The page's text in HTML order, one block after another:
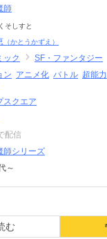
師
そしすと
（かとうかずえ）
ック
SF・ファンタジー
ン アニメ化 バトル 超能力
スクエア
配信
師シリーズ
～
む